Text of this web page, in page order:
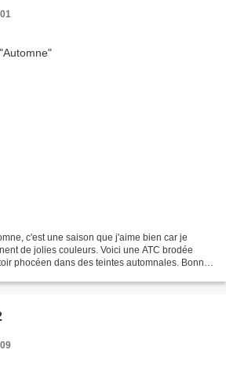
c'est une saison que j'aime bien car je
de jolies couleurs. Voici une ATC brodée
phocéen dans des teintes automnales. Bonne